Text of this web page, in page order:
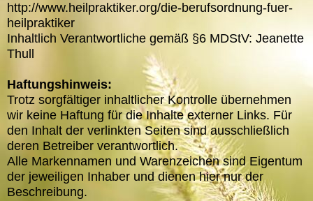
http://www.heilpraktiker.org/die-berufsordnung-fuer-
heilpraktiker
Inhaltlich Verantwortliche gemäß §6 MDStV: Jeanette
Thull
Haftungshinweis:
Trotz sorgfältiger inhaltlicher Kontrolle übernehmen
wir keine Haftung für die Inhalte externer Links. Für
den Inhalt der verlinkten Seiten sind ausschließlich
deren Betreiber verantwortlich.
Alle Markennamen und Warenzeichen sind Eigentum
der jeweiligen Inhaber und dienen hier nur der
Beschreibung.